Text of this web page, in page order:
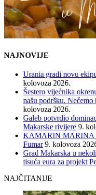
NAJNOVIJE
Urania gradi novu
kolovoza 2026.
Šestero vijećnika
našu podršku.
kolovoza 2026.
Galeb potvrdio
Makarske rivijere 9.
KAMARIN MARINA
Fumar 9. kolovoza
Grad Makarska u
tisuća eura za projekt
NAJČITANIJE